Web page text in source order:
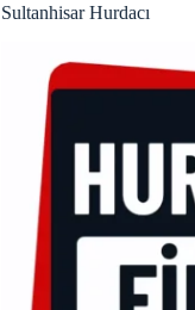
Sultanhisar Hurdacı